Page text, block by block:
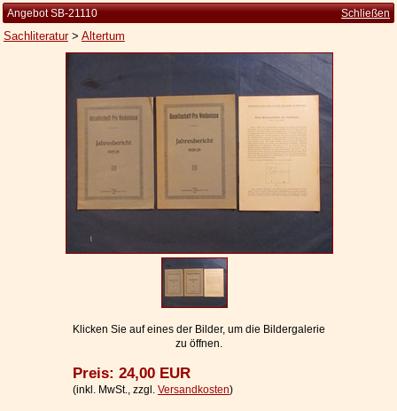
Die Brockhaus Auflagen
Die Meyer Auflagen
Widerrufsbelehrung
Datenschutzerklärung
Angebot SB-21110 Schließen
Sachliteratur> Altertum
Klicken Sie auf eines der Bilder, um die Bildergalerie
zu öffnen.
Preis: 24,00 EUR
(inkl. MwSt., zzgl. Versandkosten)